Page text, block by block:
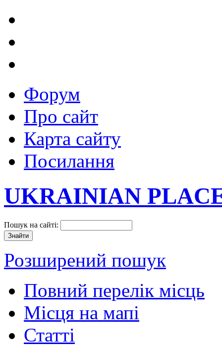
Форум
Про сайт
Карта сайту
Посилання
UKRAINIAN
Пошук на сайті:
Розширений пошук
Повний перелік місць
Місця на мапі
Статті